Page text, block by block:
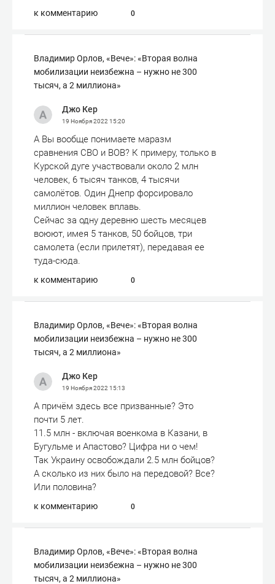
к комментарию 0
Владимир Орлов, «Вече»: «Вторая волна
мобилизации неизбежна – нужно не 300
тысяч, а 2 миллиона»
Джо Кер
19 Ноября 2022 15:20
А Вы вообще понимаете маразм
сравнения СВО и ВОВ? К примеру, только в
Курской дуге участвовали около 2 млн
человек, 6 тысяч танков, 4 тысячи
самолётов. Один Днепр форсировало
миллион человек вплавь.
Сейчас за одну деревню шесть месяцев
воюют, имея 5 танков, 50 бойцов, три
самолета (если прилетят), передавая ее
туда-сюда.
к комментарию 0
Владимир Орлов, «Вече»: «Вторая волна
мобилизации неизбежна – нужно не 300
тысяч, а 2 миллиона»
Джо Кер
19 Ноября 2022 15:13
А причём здесь все призванные? Это
почти 5 лет.
11.5 млн - включая военкома в Казани, в
Бугульме и Апастово? Цифра ни о чем!
Так Украину освобождали 2.5 млн бойцов?
А сколько из них было на передовой? Все?
Или половина?
к комментарию 0
Владимир Орлов, «Вече»: «Вторая волна
мобилизации неизбежна – нужно не 300
тысяч, а 2 миллиона»